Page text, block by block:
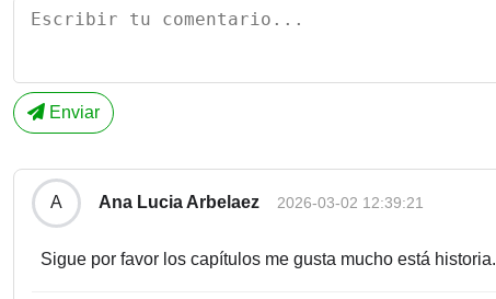
Enviar
A Ana Lucia Arbelaez 2026-03-02 12:39:21
Sigue por favor los capítulos me gusta mucho está